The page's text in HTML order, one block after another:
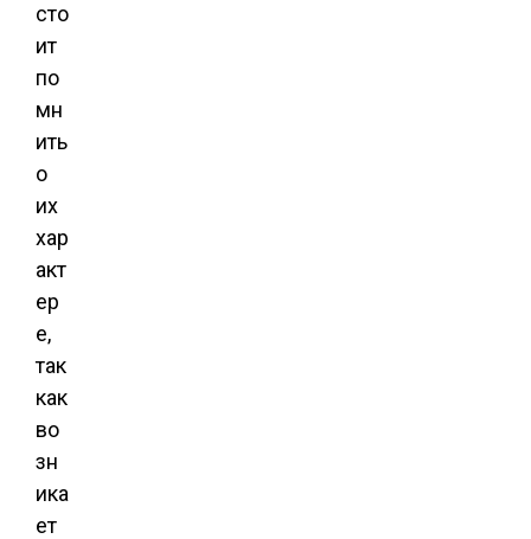
сто
ит
по
мн
ить
о
их
хар
акт
ер
е,
так
как
во
зн
ика
ет